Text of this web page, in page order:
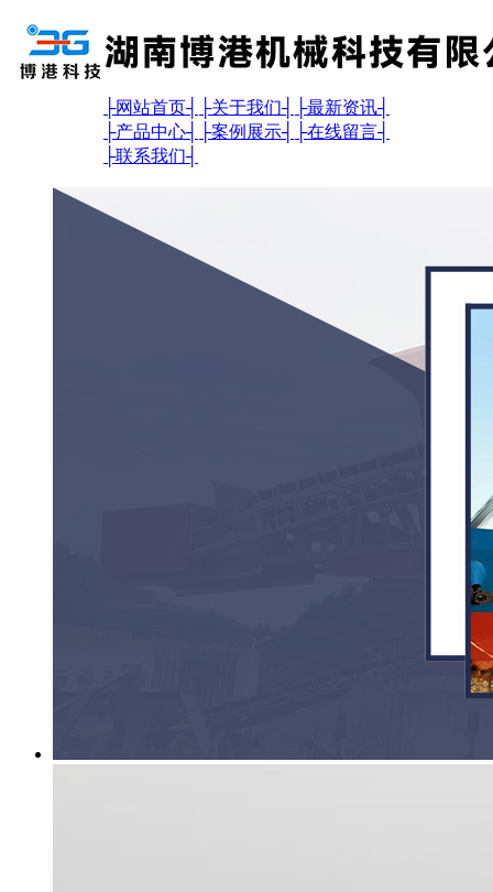
├网站首页┤ ├关于我们┤ ├最新资讯┤
├产品中心┤ ├案例展示┤ ├在线留言┤
├联系我们┤